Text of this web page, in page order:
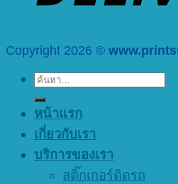
Copyright 2026 ©
ค้นหา:
หน้าแรก
เกี่ยวกับเรา
บริการของเรา
สติ๊กเกอร์ติดรถ